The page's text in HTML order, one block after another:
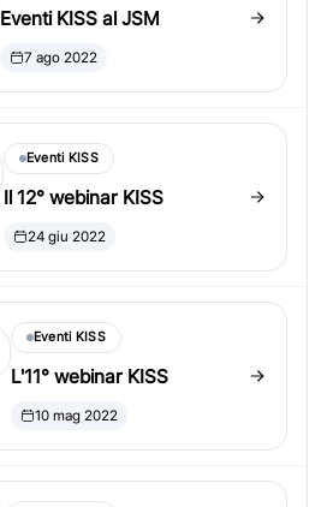
Eventi KISS al JSM
7 ago 2022
Eventi KISS
Il 12° webinar KISS
24 giu 2022
Eventi KISS
L'11° webinar KISS
10 mag 2022